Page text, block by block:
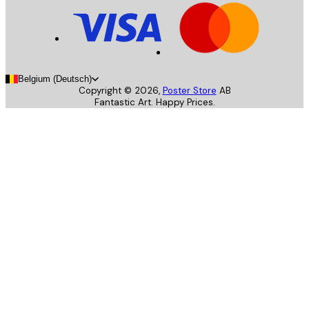
Belgium (Deutsch)
Copyright © 2026, Poster Store AB
Fantastic Art. Happy Prices.